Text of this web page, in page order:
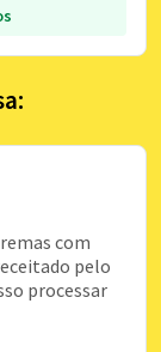
com
pelo
processar